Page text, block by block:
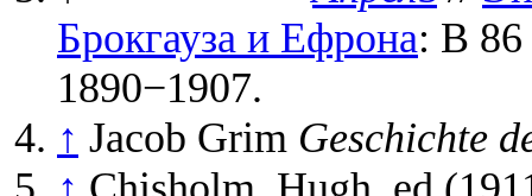
Брокгауза и Ефрона: В
1890−1907.
↑ Jacob Grim Geschichte